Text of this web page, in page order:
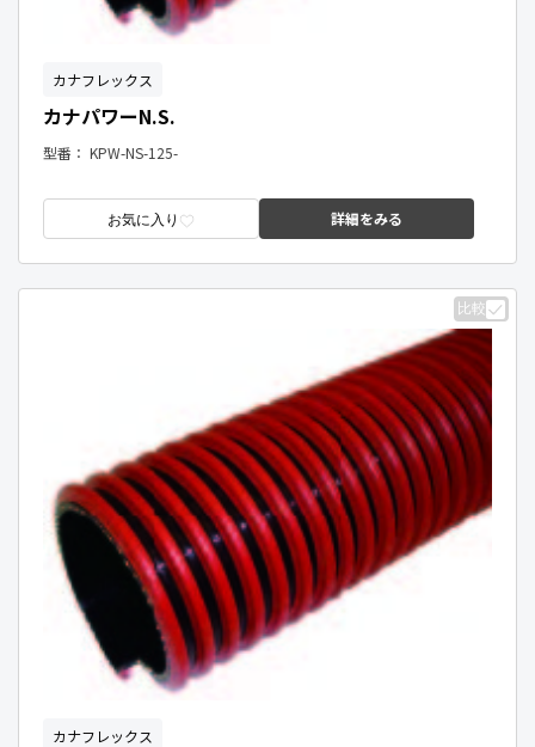
カナフレックス
カナパワーN.S.
型番： KPW-NS-125-
お気に入り 詳細をみる
比較
カナフレックス